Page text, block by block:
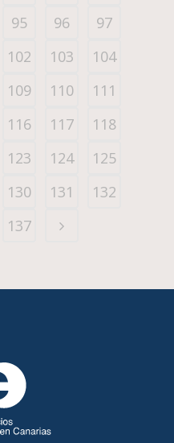
95 96
97
102 103
104
109 110
111
116 117
118
123 124
125
130 131
132
137